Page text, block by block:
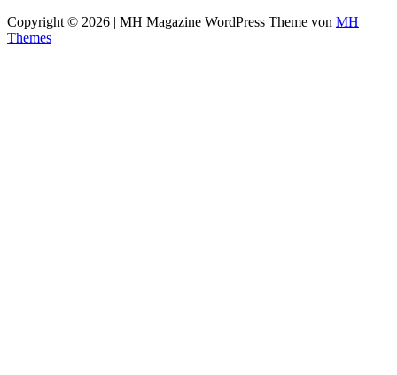
Copyright © 2026 | MH Magazine WordPress Theme von MH
Themes